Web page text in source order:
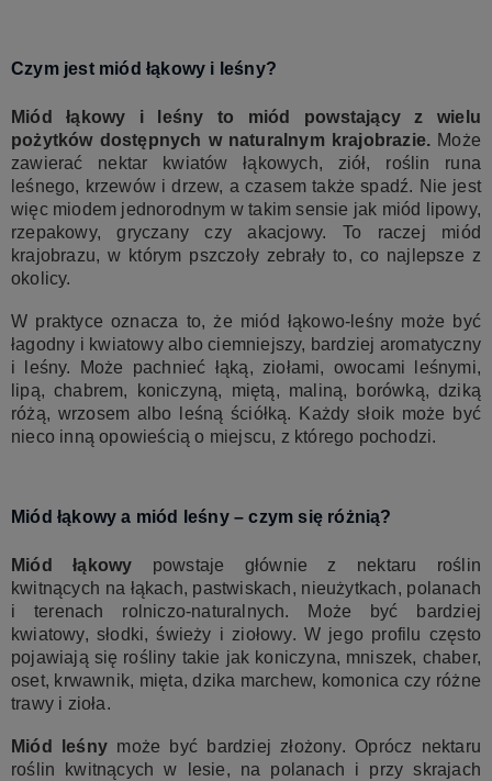
Czym jest miód łąkowy i leśny?
Miód łąkowy i leśny to miód powstający z wielu
pożytków dostępnych w naturalnym krajobrazie. Może
zawierać nektar kwiatów łąkowych, ziół, roślin runa
leśnego, krzewów i drzew, a czasem także spadź. Nie jest
więc miodem jednorodnym w takim sensie jak miód lipowy,
rzepakowy, gryczany czy akacjowy. To raczej miód
krajobrazu, w którym pszczoły zebrały to, co najlepsze z
okolicy.
W praktyce oznacza to, że miód łąkowo-leśny może być
łagodny i kwiatowy albo ciemniejszy, bardziej aromatyczny
i leśny. Może pachnieć łąką, ziołami, owocami leśnymi,
lipą, chabrem, koniczyną, miętą, maliną, borówką, dziką
różą, wrzosem albo leśną ściółką. Każdy słoik może być
nieco inną opowieścią o miejscu, z którego pochodzi.
Miód łąkowy a miód leśny – czym się różnią?
Miód łąkowy powstaje głównie z nektaru roślin
kwitnących na łąkach, pastwiskach, nieużytkach, polanach
i terenach rolniczo-naturalnych. Może być bardziej
kwiatowy, słodki, świeży i ziołowy. W jego profilu często
pojawiają się rośliny takie jak koniczyna, mniszek, chaber,
oset, krwawnik, mięta, dzika marchew, komonica czy różne
trawy i zioła.
Miód leśny może być bardziej złożony. Oprócz nektaru
roślin kwitnących w lesie, na polanach i przy skrajach